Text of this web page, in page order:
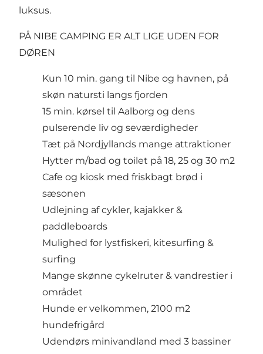
luksus.
PÅ NIBE CAMPING ER ALT LIGE UDEN FOR
DØREN
Kun 10 min. gang til Nibe og havnen, på
skøn natursti langs fjorden
15 min. kørsel til Aalborg og dens
pulserende liv og seværdigheder
Tæt på Nordjyllands mange attraktioner
Hytter m/bad og toilet på 18, 25 og 30 m2
Cafe og kiosk med friskbagt brød i
sæsonen
Udlejning af cykler, kajakker &
paddleboards
Mulighed for lystfiskeri, kitesurfing &
surfing
Mange skønne cykelruter & vandrestier i
området
Hunde er velkommen, 2100 m2
hundefrigård
Udendørs minivandland med 3 bassiner